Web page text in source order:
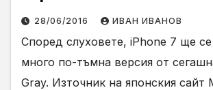
28/06/2016 ИВАН ИВАНОВ
Според слуховете, iPhone 7 ще
много по-тъмна версия от
Gray. Източник на японския сайт